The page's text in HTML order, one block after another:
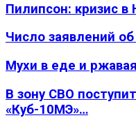
Пилипсон: кризис
Число заявлений
Мухи в еде и
В зону СВО
«Куб-10МЭ»…